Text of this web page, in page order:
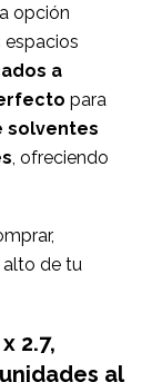
opción
a
para
solventes
, ofreciendo
de tu
2.7,
al